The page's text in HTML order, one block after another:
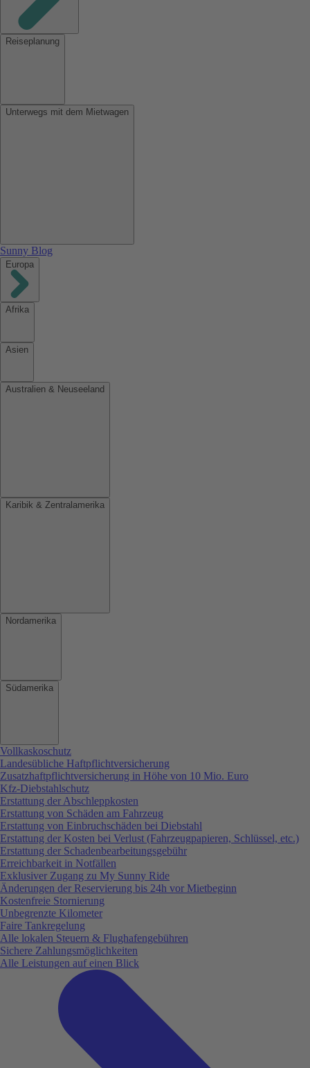
Reiseplanung
Unterwegs mit dem Mietwagen
Sunny Blog
Europa
Afrika
Asien
Australien & Neuseeland
Karibik & Zentralamerika
Nordamerika
Südamerika
Vollkaskoschutz
Landesübliche Haftpflichtversicherung
Zusatzhaftpflichtversicherung in Höhe von 10 Mio. Euro
Kfz-Diebstahlschutz
Erstattung der Abschleppkosten
Erstattung von Schäden am Fahrzeug
Erstattung von Einbruchschäden bei Diebstahl
Erstattung der Kosten bei Verlust (Fahrzeugpapieren, Schlüssel, etc.)
Erstattung der Schadenbearbeitungsgebühr
Erreichbarkeit in Notfällen
Exklusiver Zugang zu My Sunny Ride
Änderungen der Reservierung bis 24h vor Mietbeginn
Kostenfreie Stornierung
Unbegrenzte Kilometer
Faire Tankregelung
Alle lokalen Steuern & Flughafengebühren
Sichere Zahlungsmöglichkeiten
Alle Leistungen auf einen Blick